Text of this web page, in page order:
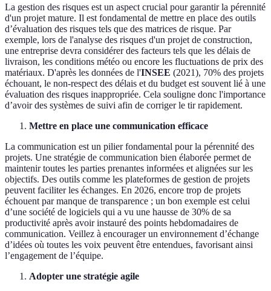
La gestion des risques est un aspect crucial pour garantir la pérennité
d'un projet mature. Il est fondamental de mettre en place des outils
d’évaluation des risques tels que des matrices de risque. Par
exemple, lors de l'analyse des risques d'un projet de construction,
une entreprise devra considérer des facteurs tels que les délais de
livraison, les conditions météo ou encore les fluctuations de prix des
matériaux. D'après les données de l'INSEE (2021), 70% des projets
échouant, le non-respect des délais et du budget est souvent lié à une
évaluation des risques inappropriée. Cela souligne donc l'importance
d’avoir des systèmes de suivi afin de corriger le tir rapidement.
Mettre en place une communication efficace
La communication est un pilier fondamental pour la pérennité des
projets. Une stratégie de communication bien élaborée permet de
maintenir toutes les parties prenantes informées et alignées sur les
objectifs. Des outils comme les plateformes de gestion de projets
peuvent faciliter les échanges. En 2026, encore trop de projets
échouent par manque de transparence ; un bon exemple est celui
d’une société de logiciels qui a vu une hausse de 30% de sa
productivité après avoir instauré des points hebdomadaires de
communication. Veillez à encourager un environnement d’échange
d’idées où toutes les voix peuvent être entendues, favorisant ainsi
l’engagement de l’équipe.
Adopter une stratégie agile